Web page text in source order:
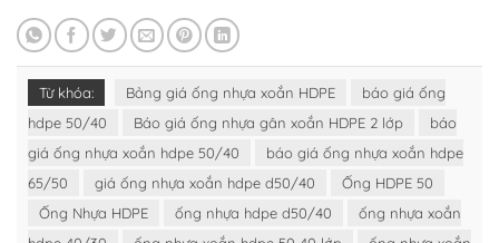
Từ khóa: Bảng giá ống nhựa xoắn HDPE
báo giá ống
hdpe 50/40
Báo giá ống nhựa gân xoắn HDPE 2 lớp
báo
giá ống nhựa xoắn hdpe 50/40
báo giá ống nhựa xoắn hdpe
65/50
giá ống nhựa xoắn hdpe d50/40
Ống HDPE 50
Ống Nhựa HDPE
ống nhựa hdpe d50/40
ống nhựa xoắn